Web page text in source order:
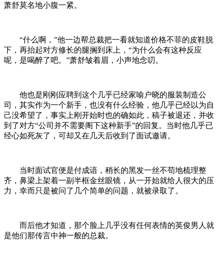
萧舒莫名地小腹一紧。
“什么啊，”他一边帮总裁把一看就知道价格不菲的皮鞋脱
下，再抬起对方修长的腿搁到床上，“为什么会有这种反应
呢，是喝醉了吧。”萧舒皱着眉，小声地念叨。
他也是刚刚应聘到这个几乎已经家喻户晓的服装制造公
司，其实作为一个新手，也没有什么经验，他几乎已经以为自
己没希望了，事实上刚开始时也的确如此，稿子被退还，并收
到了对方“公司并不需要阁下这种新手”的回复。当时他几乎已
经心如死灰了，可却又在几天后收到了面试邀请。
当时面试官便是付成谙，稍长的黑发一丝不苟地梳理整
齐，鼻梁上架着一副半框金丝眼镜，从一开始就给人很大的压
力，幸而只是被问了几个简单的问题，就被录取了。
而后他才知道，那个脸上几乎没有任何表情的英俊男人就
是他们那传言中神一般的总裁。